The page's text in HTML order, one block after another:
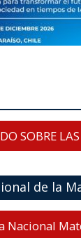
SOBRE
de la
Nacional